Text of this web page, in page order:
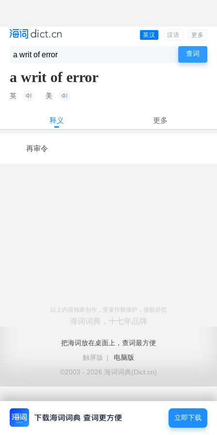
英汉 汉语 更多
a writ of error
英 美
释义 更多
再审令
以上内容独家创作，受著作权保护，侵权必究
海词词典，十七年品牌
把海词放在桌面上，查词最方便
触屏版
|
电脑版
©2003 - 2026 海词词典(Dict.cn)
立即下载
立即下载